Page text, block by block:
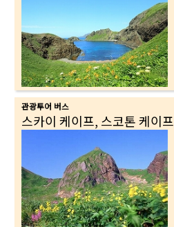
관광투어 버스
스카이 케이프, 스코톤 케이프